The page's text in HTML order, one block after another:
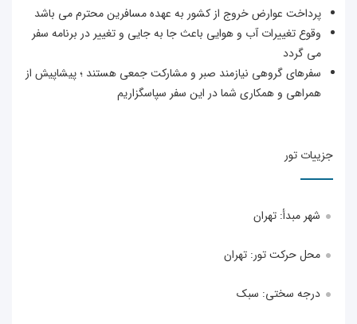
عوارض خروج از کشور به عهده مسافرین محترم می باشد
تغییرات آب و هوایی باعث جا به جایی و تغییر در برنامه سفر
گروهی نیازمند صبر و مشارکت جمعی هستند ؛ پیشاپیش از
و همکاری شما در این سفر سپاسگزاریم
تور
مبدأ:تهران
حرکت تور: تهران
سختی: سبک